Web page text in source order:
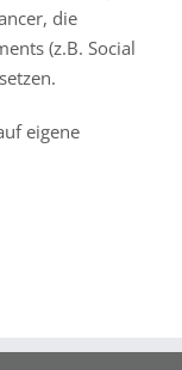
die
(z.B. Social
eigene